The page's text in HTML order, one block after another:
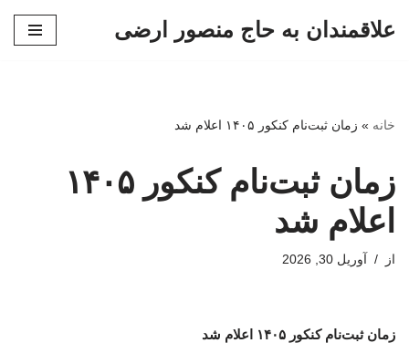
علاقمندان به حاج منصور ارضی
خانه » زمان ثبت‌نام کنکور ۱۴۰۵ اعلام شد
زمان ثبت‌نام کنکور ۱۴۰۵
اعلام شد
از آوریل 30, 2026
زمان ثبت‌نام کنکور ۱۴۰۵ اعلام شد